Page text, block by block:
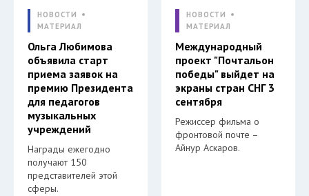
НОВОСТИ
МАТЕРИАЛ
Ольга Любимова
объявила старт
приема заявок на
премию Президента
для педагогов
музыкальных
учреждений
Награды ежегодно
получают 150
представителей этой
сферы.
НОВОСТИ
МАТЕРИАЛ
Международный
проект "Почтальон
победы" выйдет на
экраны стран СНГ 3
сентября
Режиссер фильма о
фронтовой почте –
Айнур Аскаров.